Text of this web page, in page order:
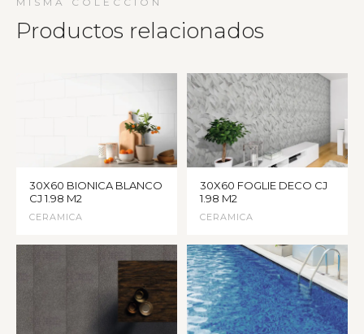
Productos relacionados
30X60 BIONICA BLANCO
CJ 1.98 M2
CERAMICA
30X60 FOGLIE DECO CJ
1.98 M2
CERAMICA